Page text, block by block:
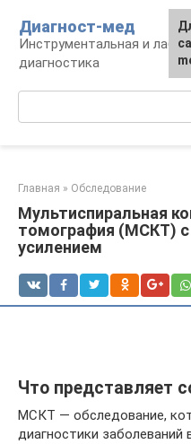
контенту
Диагност-мед
Инструментальная и
диагностика
Главная » Обследование
Мультиспиральная
томография (МСКТ)
усилением
Что представляет
МСКТ — обследование,
диагностики заболеваний